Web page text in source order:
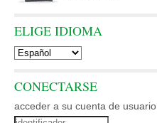
ELIGE IDIOMA
CONECTARSE
acceder a su cuenta de usuario